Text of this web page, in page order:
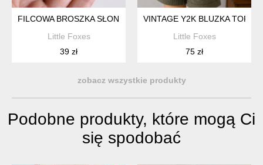
FILCOWA BROSZKA SŁONECZNIK
Little Foxes
39 zł
VINTAGE Y2K BLUZKA TOP
Little Foxes
75 zł
zobacz wszystkie produkty
Podobne produkty, które mogą Ci
się spodobać